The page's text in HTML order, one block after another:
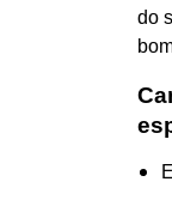
do